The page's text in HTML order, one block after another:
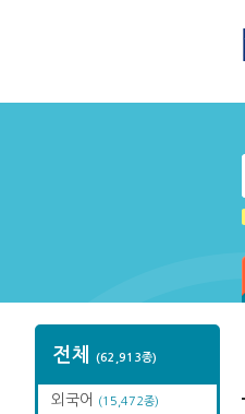
전체 (62,913종)
외국어 (15,472종)